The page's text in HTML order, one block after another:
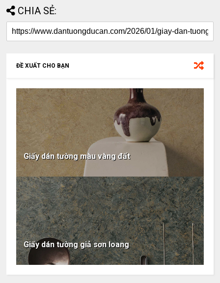
CHIA SẺ:
ĐỀ XUẤT CHO BẠN
Giấy dán tường màu vàng đất
Giấy dán tường giả sơn loang